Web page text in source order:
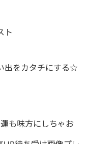
ト
出をカタチにする☆
も味方にしちゃお